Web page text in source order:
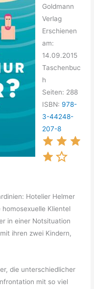
Goldmann
Verlag
Erschienen
am:
14.09.2015
Taschenbuc
h
Seiten: 288
ISBN: 978-
3-44248-
207-8
Hotelier Helmer
Klientel
in einer Notsituation
ihren zwei Kindern,
die unterschiedlicher
mit so viel